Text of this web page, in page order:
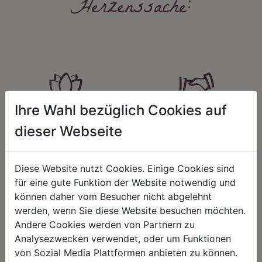
Herzenssache:
HARMONIE
Unser Sortiment steht für ein
positives Lebensgefühl. Wir
Momente für harmonische Stunden
zu Hause – den Ort, an dem
Menschen sich geborgen fühlen und
positive Energie schöpfen.
FAIRNESS
auch ein guter Preis. Wir handeln
Kalkulation, angemessene
Entlohnung und unsere
nachhaltigen, gewachsenen
Geschäftsbeziehungen.
Ihre Wahl bezüglich Cookies auf
dieser Webseite
Diese Website nutzt Cookies. Einige Cookies sind
für eine gute Funktion der Website notwendig und
können daher vom Besucher nicht abgelehnt
werden, wenn Sie diese Website besuchen möchten.
Andere Cookies werden von Partnern zu
Analysezwecken verwendet, oder um Funktionen
von Sozial Media Plattformen anbieten zu können.